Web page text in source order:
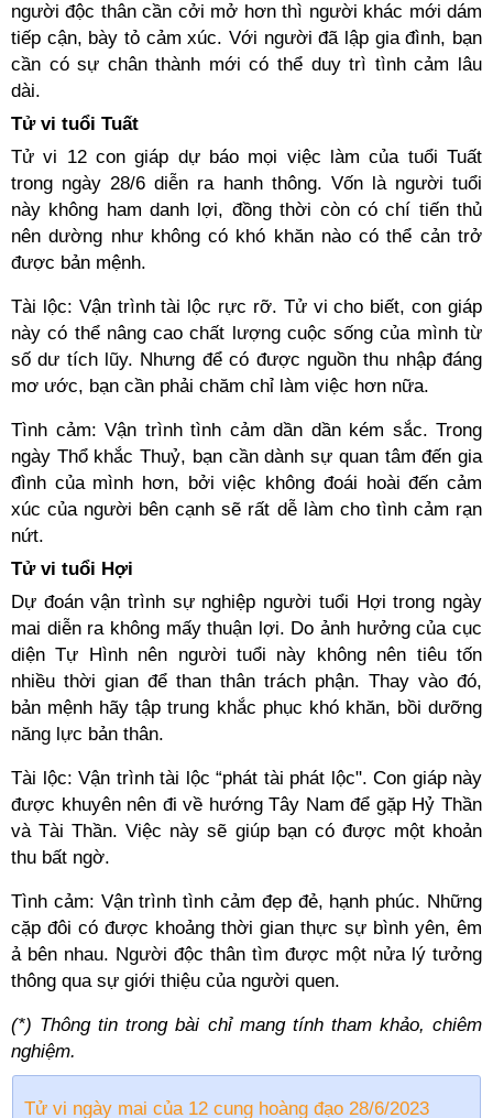
người độc thân cần cởi mở hơn thì người khác mới dám
tiếp cận, bày tỏ cảm xúc. Với người đã lập gia đình, bạn
cần có sự chân thành mới có thể duy trì tình cảm lâu
dài.
Tử vi tuổi Tuất
Tử vi 12 con giáp dự báo mọi việc làm của tuổi Tuất
trong ngày 28/6 diễn ra hanh thông. Vốn là người tuổi
này không ham danh lợi, đồng thời còn có chí tiến thủ
nên dường như không có khó khăn nào có thể cản trở
được bản mệnh.
Tài lộc: Vận trình tài lộc rực rỡ. Tử vi cho biết, con giáp
này có thể nâng cao chất lượng cuộc sống của mình từ
số dư tích lũy. Nhưng để có được nguồn thu nhập đáng
mơ ước, bạn cần phải chăm chỉ làm việc hơn nữa.
Tình cảm: Vận trình tình cảm dần dần kém sắc. Trong
ngày Thổ khắc Thuỷ, bạn cần dành sự quan tâm đến gia
đình của mình hơn, bởi việc không đoái hoài đến cảm
xúc của người bên cạnh sẽ rất dễ làm cho tình cảm rạn
nứt.
Tử vi tuổi Hợi
Dự đoán vận trình sự nghiệp người tuổi Hợi trong ngày
mai diễn ra không mấy thuận lợi. Do ảnh hưởng của cục
diện Tự Hình nên người tuổi này không nên tiêu tốn
nhiều thời gian để than thân trách phận. Thay vào đó,
bản mệnh hãy tập trung khắc phục khó khăn, bồi dưỡng
năng lực bản thân.
Tài lộc: Vận trình tài lộc “phát tài phát lộc". Con giáp này
được khuyên nên đi về hướng Tây Nam để gặp Hỷ Thần
và Tài Thần. Việc này sẽ giúp bạn có được một khoản
thu bất ngờ.
Tình cảm: Vận trình tình cảm đẹp đẻ, hạnh phúc. Những
cặp đôi có được khoảng thời gian thực sự bình yên, êm
ả bên nhau. Người độc thân tìm được một nửa lý tưởng
thông qua sự giới thiệu của người quen.
(*) Thông tin trong bài chỉ mang tính tham khảo, chiêm
nghiệm.
Tử vi ngày mai của 12 cung hoàng đạo 28/6/2023